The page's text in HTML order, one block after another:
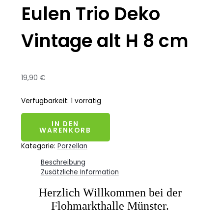
Eulen Trio Deko
Vintage alt H 8 cm
19,90 €
Verfügbarkeit: 1 vorrätig
IN DEN
WARENKORB
Kategorie: Porzellan
Beschreibung
Zusätzliche Information
Herzlich Willkommen bei der
Flohmarkthalle Münster.